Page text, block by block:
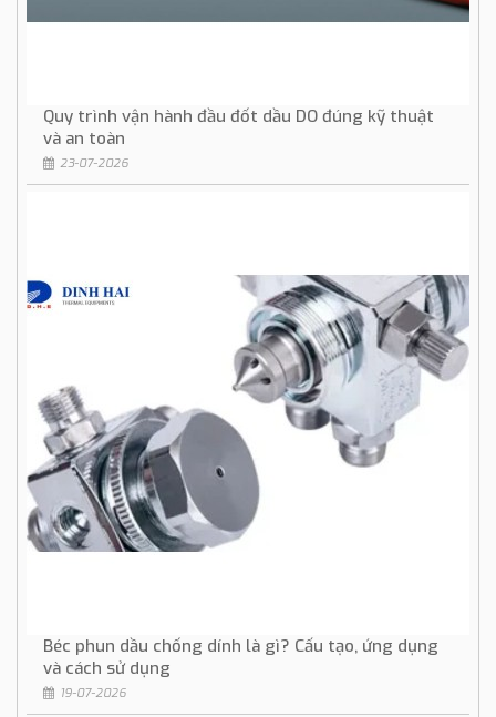
Quy trình vận hành đầu đốt dầu DO đúng kỹ thuật
và an toàn
23-07-2026
Béc phun dầu chống dính là gì? Cấu tạo, ứng dụng
và cách sử dụng
19-07-2026